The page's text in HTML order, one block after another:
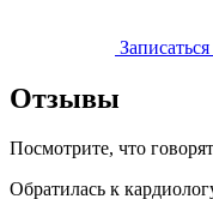
Отзывы
Посмотрите, что
Обратилась к